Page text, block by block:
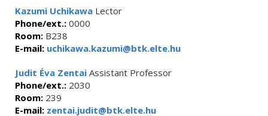
Kazumi Uchikawa Lector
Phone/ext.: 0000
Room: B238
E-mail: uchikawa.kazumi@btk.elte.hu
Judit Éva Zentai Assistant Professor
Phone/ext.: 2030
Room: 239
E-mail: zentai.judit@btk.elte.hu